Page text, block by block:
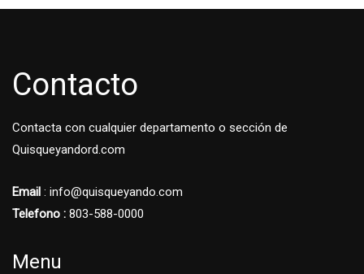
Contacto
Contacta con cualquier departamento o sección de
Quisqueyandord.com
Email : info@quisqueyando.com
Telefono : 803-588-0000
Menu